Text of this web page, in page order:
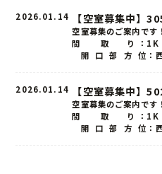
2026.01.14 【空室募集中】
空室募集のご案内
間 取 り ：1K
開 口 部 方 位
2026.01.14 【空室募集中】
空室募集のご案内
間 取 り ：1K
開 口 部 方 位